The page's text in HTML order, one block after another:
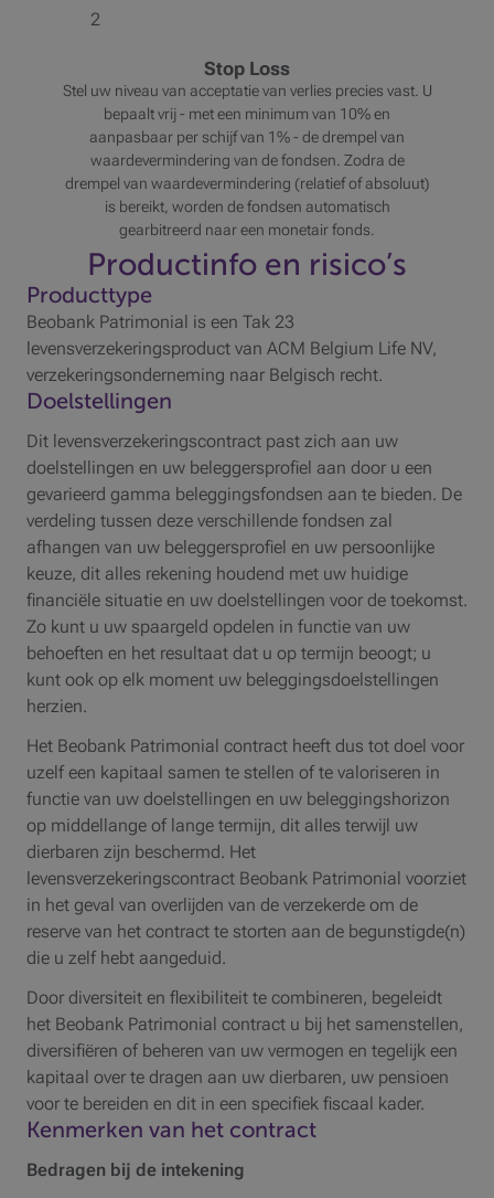
2
Stop Loss
Stel uw niveau van acceptatie van verlies precies vast. U
bepaalt vrij - met een minimum van 10% en
aanpasbaar per schijf van 1% - de drempel van
waardevermindering van de fondsen. Zodra de
drempel van waardevermindering (relatief of absoluut)
is bereikt, worden de fondsen automatisch
gearbitreerd naar een monetair fonds.
Productinfo en risico’s
Producttype
Beobank Patrimonial is een Tak 23
levensverzekeringsproduct van ACM Belgium Life NV,
verzekeringsonderneming naar Belgisch recht.
Doelstellingen
Dit levensverzekeringscontract past zich aan uw
doelstellingen en uw beleggersprofiel aan door u een
gevarieerd gamma beleggingsfondsen aan te bieden. De
verdeling tussen deze verschillende fondsen zal
afhangen van uw beleggersprofiel en uw persoonlijke
keuze, dit alles rekening houdend met uw huidige
financiële situatie en uw doelstellingen voor de toekomst.
Zo kunt u uw spaargeld opdelen in functie van uw
behoeften en het resultaat dat u op termijn beoogt; u
kunt ook op elk moment uw beleggingsdoelstellingen
herzien.
Het Beobank Patrimonial contract heeft dus tot doel voor
uzelf een kapitaal samen te stellen of te valoriseren in
functie van uw doelstellingen en uw beleggingshorizon
op middellange of lange termijn, dit alles terwijl uw
dierbaren zijn beschermd. Het
levensverzekeringscontract Beobank Patrimonial voorziet
in het geval van overlijden van de verzekerde om de
reserve van het contract te storten aan de begunstigde(n)
die u zelf hebt aangeduid.
Door diversiteit en flexibiliteit te combineren, begeleidt
het Beobank Patrimonial contract u bij het samenstellen,
diversifiëren of beheren van uw vermogen en tegelijk een
kapitaal over te dragen aan uw dierbaren, uw pensioen
voor te bereiden en dit in een specifiek fiscaal kader.
Kenmerken van het contract
Bedragen bij de intekening